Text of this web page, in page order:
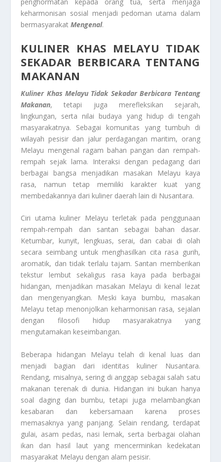
keharmonisan sosial menjadi pedoman utama dalam
bermasyarakat Mengenal.
KULINER KHAS MELAYU TIDAK
SEKADAR BERBICARA TENTANG
MAKANAN
Kuliner Khas Melayu Tidak Sekadar Berbicara Tentang
Makanan, tetapi juga merefleksikan sejarah,
lingkungan, serta nilai budaya yang hidup di tengah
masyarakatnya. Sebagai komunitas yang tumbuh di
wilayah pesisir dan jalur perdagangan maritim, orang
Melayu mengenal ragam bahan pangan dan rempah-
rempah sejak lama. Interaksi dengan pedagang dari
berbagai bangsa menjadikan masakan Melayu kaya
rasa, namun tetap memiliki karakter kuat yang
membedakannya dari kuliner daerah lain di Nusantara.
Ciri utama kuliner Melayu terletak pada penggunaan
rempah-rempah dan santan sebagai bahan dasar.
Ketumbar, kunyit, lengkuas, serai, dan cabai di olah
secara seimbang untuk menghasilkan cita rasa gurih,
aromatik, dan tidak terlalu tajam. Santan memberikan
tekstur lembut sekaligus rasa kaya pada berbagai
hidangan, menjadikan masakan Melayu di kenal lezat
dan mengenyangkan. Meski kaya bumbu, masakan
Melayu tetap menonjolkan keharmonisan rasa, sejalan
dengan filosofi hidup masyarakatnya yang
mengutamakan keseimbangan.
Beberapa hidangan Melayu telah di kenal luas dan
menjadi bagian dari identitas kuliner Nusantara.
Rendang, misalnya, sering di anggap sebagai salah satu
makanan terenak di dunia. Hidangan ini bukan hanya
soal daging dan bumbu, tetapi juga melambangkan
kesabaran dan kebersamaan karena proses
memasaknya yang panjang. Selain rendang, terdapat
gulai, asam pedas, nasi lemak, serta berbagai olahan
ikan dan hasil laut yang mencerminkan kedekatan
masyarakat Melayu dengan alam pesisir.